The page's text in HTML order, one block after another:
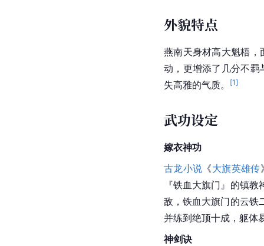
外貌特点
燕南天身材高大魁梧，
动，更增添了几分不羁
失高雅的气质。
[1]
武功设定
嫁衣神功
古龙小说 《大旗英雄传
『铁血大旗门』的镇
敌，铁血大旗门的云铁
并练到绝顶十成，躯体
神剑诀